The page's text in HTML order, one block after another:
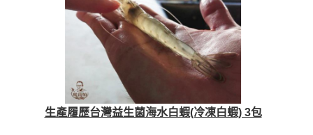
生產履歷台灣益生菌海水白蝦(冷凍白蝦) 3包